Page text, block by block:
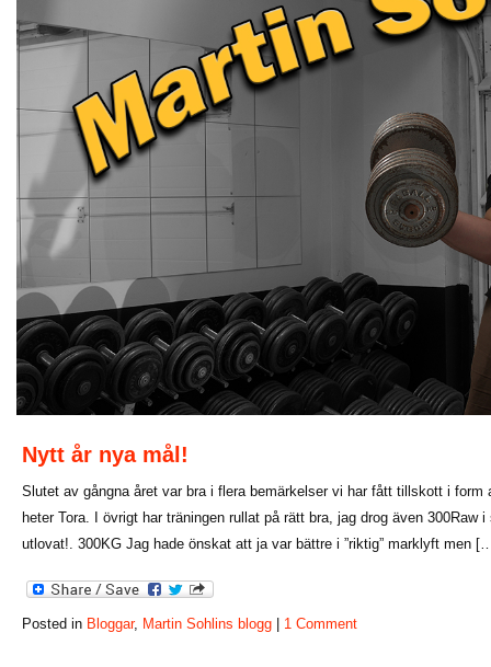
Nytt år nya mål!
Slutet av gångna året var bra i flera bemärkelser vi har fått tillskott i
heter Tora. I övrigt har träningen rullat på rätt bra, jag drog även 300Raw
utlovat!. 300KG Jag hade önskat att ja var bättre i ”riktig” marklyft men
Posted in Bloggar, Martin Sohlins blogg 1 Comment